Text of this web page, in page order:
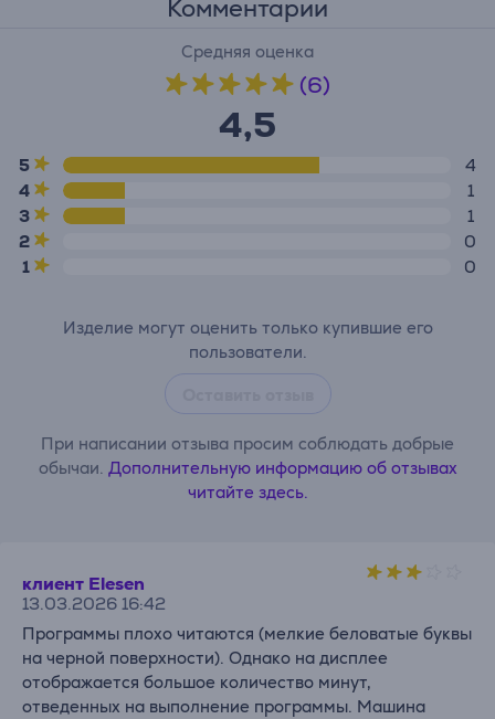
Комментарии
Средняя оценка
(6)
4,5
5
4
4
1
3
1
2
0
1
0
Изделие могут оценить только купившие его
пользователи.
При написании отзыва просим соблюдать добрые
обычаи. Дополнительную информацию об отзывах
читайте здесь.
клиент Elesen
13.03.2026 16:42
Программы плохо читаются (мелкие беловатые буквы
на черной поверхности). Однако на дисплее
отображается большое количество минут,
отведенных на выполнение программы. Машина